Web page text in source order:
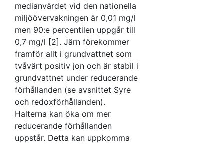
medianvärdet vid den nationella
miljöövervakningen är 0,01 mg/l
men 90:e percentilen uppgår till
0,7 mg/l [2]. Järn förekommer
framför allt i grundvattnet som
tvåvärt positiv jon och är stabil i
grundvattnet under reducerande
förhållanden (se avsnittet Syre
och redoxförhållanden).
Halterna kan öka om mer
reducerande förhållanden
uppstår. Detta kan uppkomma